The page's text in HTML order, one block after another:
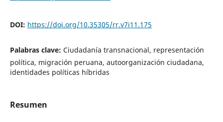
DOI: https://doi.org/10.35305/rr.v7i11.175
Palabras clave: Ciudadanía transnacional, representación
política, migración peruana, autoorganización ciudadana,
identidades políticas híbridas
Resumen